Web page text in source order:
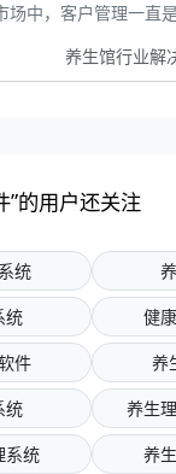
场中，客户管理一直
养生馆行业解
”的用户还关注
统
统
健
件
养
统
养生
系统
养